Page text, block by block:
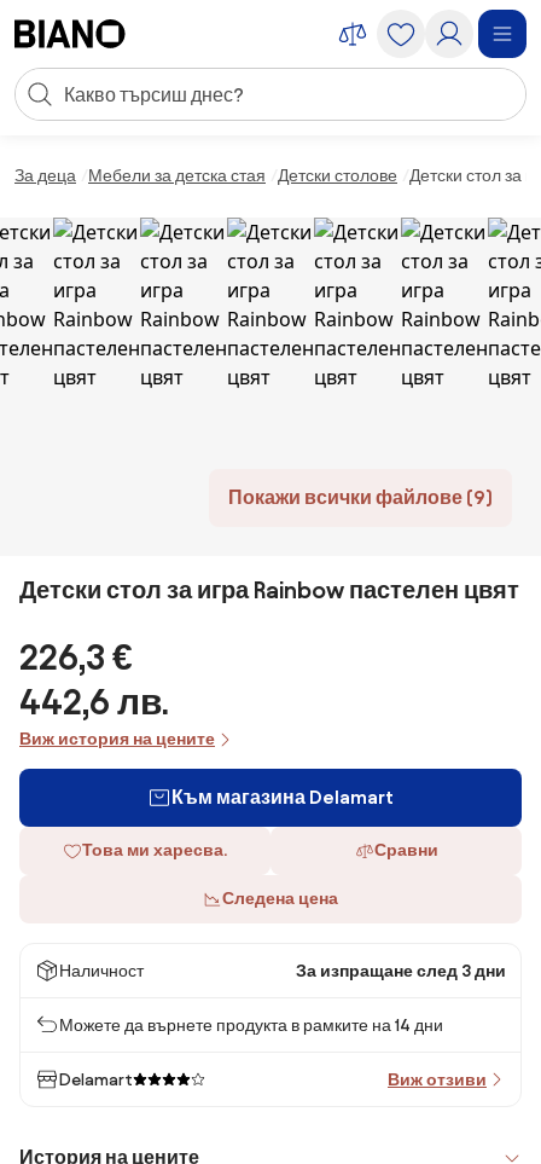
Търсене
За деца Мебели за детска стая Детски столове Детски стол за
Покажи всички файлове (9)
Детски стол за игра Rainbow пастелен цвят
226,3 €
442,6 лв.
Виж история на цените
Към магазина Delamart
Това ми харесва. Сравни
Следена цена
Наличност За изпращане след 3 дни
Можете да върнете продукта в рамките на 14 дни
Delamart Виж отзиви
История на цените